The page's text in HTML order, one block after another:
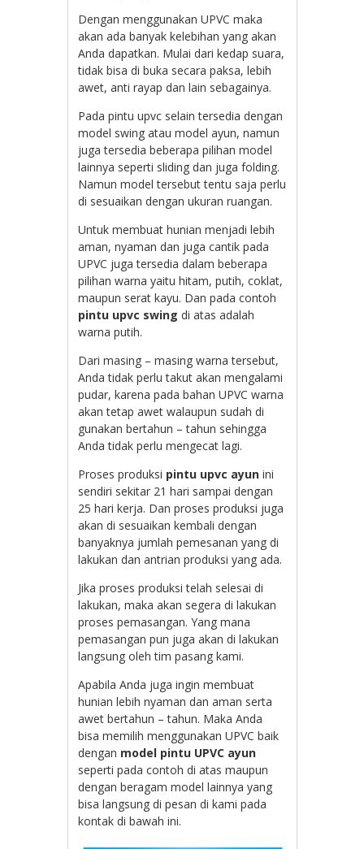
Dengan menggunakan UPVC maka
akan ada banyak kelebihan yang akan
Anda dapatkan. Mulai dari kedap suara,
tidak bisa di buka secara paksa, lebih
awet, anti rayap dan lain sebagainya.
Pada pintu upvc selain tersedia dengan
model swing atau model ayun, namun
juga tersedia beberapa pilihan model
lainnya seperti sliding dan juga folding.
Namun model tersebut tentu saja perlu
di sesuaikan dengan ukuran ruangan.
Untuk membuat hunian menjadi lebih
aman, nyaman dan juga cantik pada
UPVC juga tersedia dalam beberapa
pilihan warna yaitu hitam, putih, coklat,
maupun serat kayu. Dan pada contoh
pintu upvc swing di atas adalah
warna putih.
Dari masing – masing warna tersebut,
Anda tidak perlu takut akan mengalami
pudar, karena pada bahan UPVC warna
akan tetap awet walaupun sudah di
gunakan bertahun – tahun sehingga
Anda tidak perlu mengecat lagi.
Proses produksi pintu upvc ayun ini
sendiri sekitar 21 hari sampai dengan
25 hari kerja. Dan proses produksi juga
akan di sesuaikan kembali dengan
banyaknya jumlah pemesanan yang di
lakukan dan antrian produksi yang ada.
Jika proses produksi telah selesai di
lakukan, maka akan segera di lakukan
proses pemasangan. Yang mana
pemasangan pun juga akan di lakukan
langsung oleh tim pasang kami.
Apabila Anda juga ingin membuat
hunian lebih nyaman dan aman serta
awet bertahun – tahun. Maka Anda
bisa memilih menggunakan UPVC baik
dengan model pintu UPVC ayun
seperti pada contoh di atas maupun
dengan beragam model lainnya yang
bisa langsung di pesan di kami pada
kontak di bawah ini.